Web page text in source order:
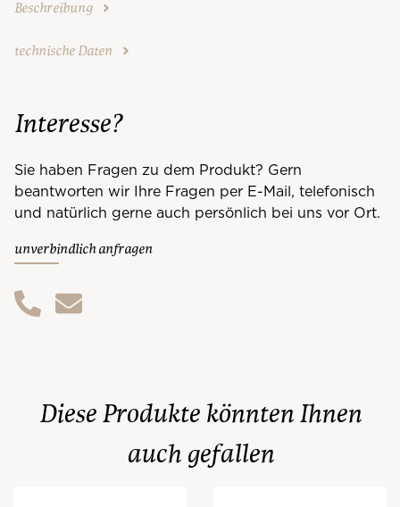
Beschreibung
technische Daten
Interesse?
Sie haben Fragen zu dem Produkt? Gern
beantworten wir Ihre Fragen per E-Mail, telefonisch
und natürlich gerne auch persönlich bei uns vor Ort.
unverbindlich anfragen
Diese Produkte könnten Ihnen
auch gefallen